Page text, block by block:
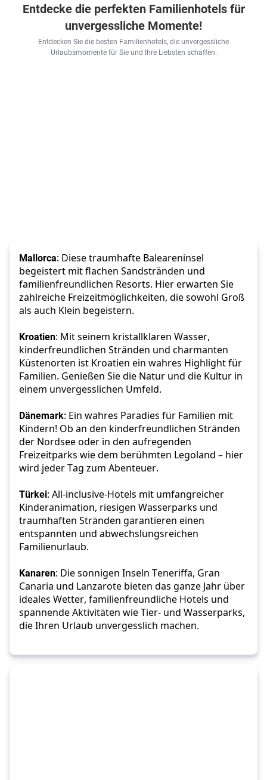
Entdecke die perfekten Familienhotels für
unvergessliche Momente!
Entdecken Sie die besten Familienhotels, die unvergessliche
Urlaubsmomente für Sie und Ihre Liebsten schaffen.
Mallorca: Diese traumhafte Baleareninsel
begeistert mit flachen Sandstränden und
familienfreundlichen Resorts. Hier erwarten Sie
zahlreiche Freizeitmöglichkeiten, die sowohl Groß
als auch Klein begeistern.
Kroatien: Mit seinem kristallklaren Wasser,
kinderfreundlichen Stränden und charmanten
Küstenorten ist Kroatien ein wahres Highlight für
Familien. Genießen Sie die Natur und die Kultur in
einem unvergesslichen Umfeld.
Dänemark: Ein wahres Paradies für Familien mit
Kindern! Ob an den kinderfreundlichen Stränden
der Nordsee oder in den aufregenden
Freizeitparks wie dem berühmten Legoland – hier
wird jeder Tag zum Abenteuer.
Türkei: All-inclusive-Hotels mit umfangreicher
Kinderanimation, riesigen Wasserparks und
traumhaften Stränden garantieren einen
entspannten und abwechslungsreichen
Familienurlaub.
Kanaren: Die sonnigen Inseln Teneriffa, Gran
Canaria und Lanzarote bieten das ganze Jahr über
ideales Wetter, familienfreundliche Hotels und
spannende Aktivitäten wie Tier- und Wasserparks,
die Ihren Urlaub unvergesslich machen.